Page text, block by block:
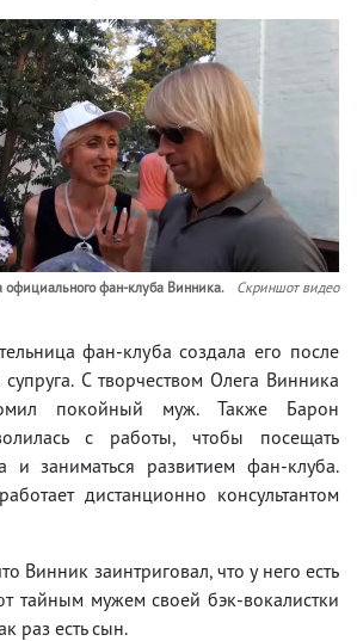
официального фан-клуба Винника. Скриншот видео
фан-клуба создала его после
С творчеством Олега Винника
покойный муж. Также Барон
с работы, чтобы посещать
и заниматься развитием фан-клуба.
дистанционно консультантом
Винник заинтриговал, что у него есть
тайным мужем своей бэк-вокалистки
раз есть сын.